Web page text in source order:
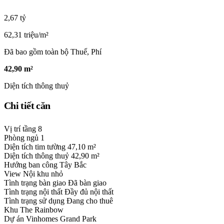
2,67 tỷ
62,31 triệu/m²
Đã bao gồm toàn bộ Thuế, Phí
42,90 m²
Diện tích thông thuỷ
Chi tiết căn
Vị trí tầng 8
Phòng ngủ 1
Diện tích tim tường 47,10 m²
Diện tích thông thuỷ 42,90 m²
Hướng ban công Tây Bắc
View Nội khu nhỏ
Tình trạng bàn giao Đã bàn giao
Tình trạng nội thất Đầy đủ nội thất
Tình trạng sử dụng Đang cho thuê
Khu The Rainbow
Dự án Vinhomes Grand Park